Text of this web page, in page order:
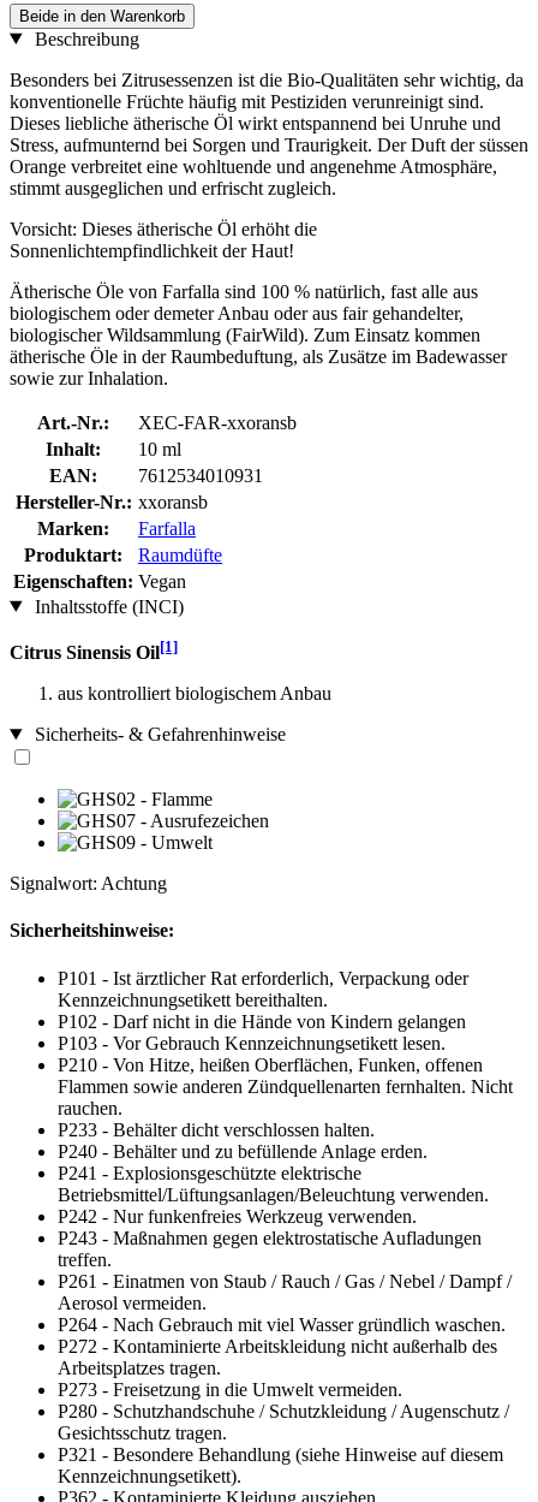
Beide in den Warenkorb
Beschreibung
Besonders bei Zitrusessenzen ist die Bio-Qualitäten sehr wichtig, da
konventionelle Früchte häufig mit Pestiziden verunreinigt sind.
Dieses liebliche ätherische Öl wirkt entspannend bei Unruhe und
Stress, aufmunternd bei Sorgen und Traurigkeit. Der Duft der süssen
Orange verbreitet eine wohltuende und angenehme Atmosphäre,
stimmt ausgeglichen und erfrischt zugleich.
Vorsicht: Dieses ätherische Öl erhöht die
Sonnenlichtempfindlichkeit der Haut!
Ätherische Öle von Farfalla sind 100 % natürlich, fast alle aus
biologischem oder demeter Anbau oder aus fair gehandelter,
biologischer Wildsammlung (FairWild). Zum Einsatz kommen
ätherische Öle in der Raumbeduftung, als Zusätze im Badewasser
sowie zur Inhalation.
Art.-Nr.:
XEC-FAR-xxoransb
Inhalt:
10 ml
EAN:
7612534010931
Hersteller-Nr.: xxoransb
Marken:
Farfalla
Produktart:
Raumdüfte
Eigenschaften: Vegan
Inhaltsstoffe (INCI)
Citrus Sinensis Oil[1]
aus kontrolliert biologischem Anbau
Sicherheits- & Gefahrenhinweise
Signalwort: Achtung
Sicherheitshinweise:
P101 - Ist ärztlicher Rat erforderlich, Verpackung oder
Kennzeichnungsetikett bereithalten.
P102 - Darf nicht in die Hände von Kindern gelangen
P103 - Vor Gebrauch Kennzeichnungsetikett lesen.
P210 - Von Hitze, heißen Oberflächen, Funken, offenen
Flammen sowie anderen Zündquellenarten fernhalten. Nicht
rauchen.
P233 - Behälter dicht verschlossen halten.
P240 - Behälter und zu befüllende Anlage erden.
P241 - Explosionsgeschützte elektrische
Betriebsmittel/Lüftungsanlagen/Beleuchtung verwenden.
P242 - Nur funkenfreies Werkzeug verwenden.
P243 - Maßnahmen gegen elektrostatische Aufladungen
treffen.
P261 - Einatmen von Staub / Rauch / Gas / Nebel / Dampf /
Aerosol vermeiden.
P264 - Nach Gebrauch mit viel Wasser gründlich waschen.
P272 - Kontaminierte Arbeitskleidung nicht außerhalb des
Arbeitsplatzes tragen.
P273 - Freisetzung in die Umwelt vermeiden.
P280 - Schutzhandschuhe / Schutzkleidung / Augenschutz /
Gesichtsschutz tragen.
P321 - Besondere Behandlung (siehe Hinweise auf diesem
Kennzeichnungsetikett).
P362 - Kontaminierte Kleidung ausziehen.